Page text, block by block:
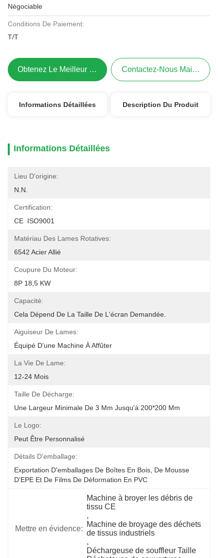
Négociable
Conditions De Paiement:
T/T
Obtenez Le Meilleur Prix Contactez-Nous Maintenant
Informations Détaillées Description Du Produit
Informations Détaillées
Lieu D'origine:
N.N.
Certification:
CE  ISO9001
Matériau Des Lames Rotatives:
6542 Acier Allié
Coupure Du Moteur:
8P 18,5 KW
Capacité:
Cela Dépend De La Taille De L'écran Demandée.
Aiguiseur De Lames:
Équipé D'une Machine À Affûter
La Vie De Lame:
12-24 Mois
Taille De Décharge:
Une Largeur Minimale De 3 Mm Jusqu'à 200*200 Mm
Le Logo:
Peut Être Personnalisé
Détails D'emballage:
Exportation D'emballages De Boîtes En Bois, De Mousse
D'EPE Et De Films De Déformation En PVC
Mettre en évidence:
Machine à broyer les débris de
tissu CE
,
Machine de broyage des déchets
de tissus industriels
,
Déchargeuse de souffleur Taille